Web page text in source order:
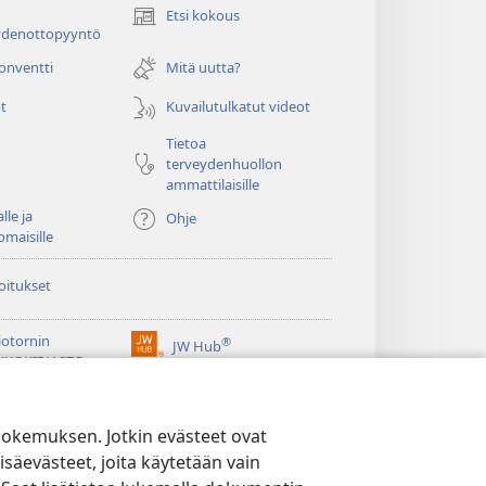
Jotkin evästeet ovat
joita käytetään vain
Etsi kokous
(avaa
ikkunan)Mitä uutta?
Kuvailutulkatut videot
Tietoa
terveydenhuollon
ammattilaisille
ja
Ohje
JW Hub®
(avaa